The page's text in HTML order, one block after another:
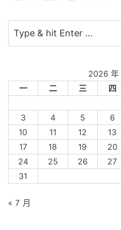
2026 年
一
二 三 四
3
4 5 6
10
11 12 13
17
18 19 20
24
25 26 27
31
« 7 月